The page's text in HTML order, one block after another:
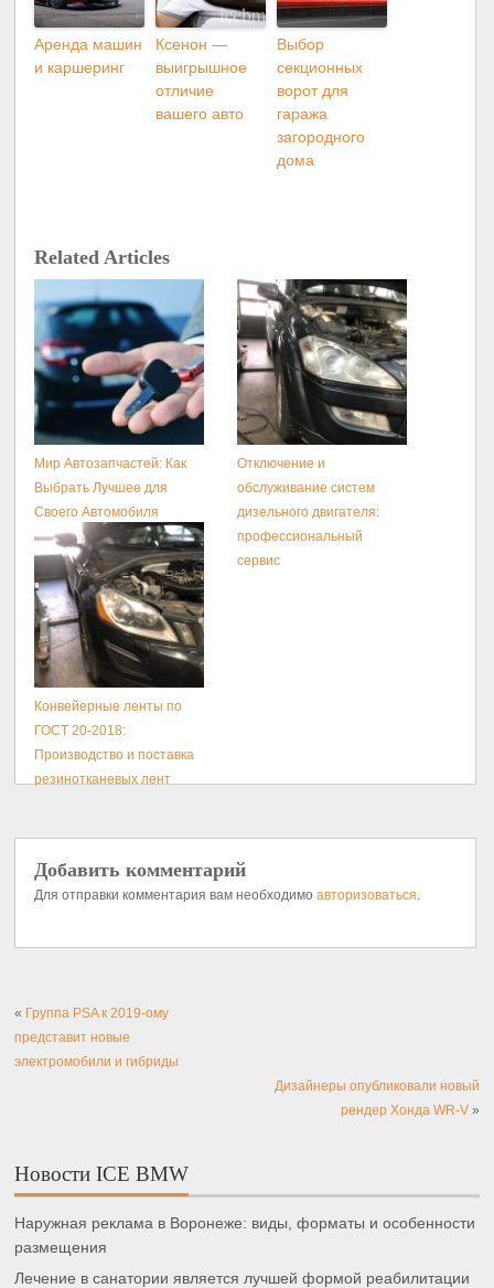
Аренда машин
и каршеринг
Ксенон —
выигрышное
отличие
вашего авто
Выбор
секционных
ворот для
гаража
загородного
дома
Related Articles
Мир Автозапчастей: Как
Выбрать Лучшее для
Своего Автомобиля
Отключение и
обслуживание систем
дизельного двигателя:
профессиональный
сервис
Конвейерные ленты по
ГОСТ 20-2018:
Производство и поставка
резинотканевых лент
Добавить комментарий
Для отправки комментария вам необходимоавторизоваться.
« Группа PSA к 2019-ому
представит новые
электромобили и гибриды
Дизайнеры опубликовали новый
рендер Хонда WR-V»
Новости ICE BMW
Наружная реклама в Воронеже: виды, форматы и особенности
размещения
Лечение в санатории является лучшей формой реабилитации